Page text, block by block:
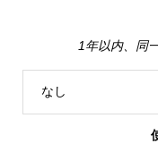
1年以内、同